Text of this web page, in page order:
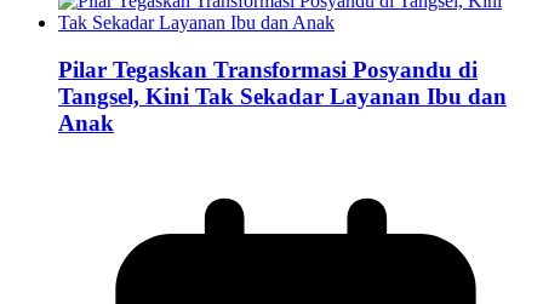
Pilar Tegaskan Transformasi Posyandu di
Tangsel, Kini Tak Sekadar Layanan Ibu dan
Anak